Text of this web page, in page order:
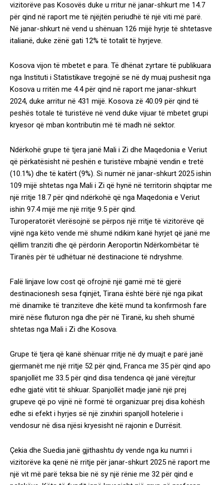
vizitorëve pas Kosovës duke u rritur në janar-shkurt me 14.7
për qind në raport me të njëjtën periudhë të një viti më parë.
Në janar-shkurt në vend u shënuan 126 mijë hyrje të shtetasve
italianë, duke zënë gati 12% të totalit të hyrjeve.
Kosova vijon të mbetet e para. Të dhënat zyrtare të publikuara
nga Instituti i Statistikave tregojnë se në dy muaj pushesit nga
Kosova u rritën me 4.4 për qind në raport me janar-shkurt
2024, duke arritur në 431 mijë. Kosova zë 40.09 për qind të
peshës totale të turistëve në vend duke vijuar të mbetet grupi
kryesor që mban kontributin më të madh në sektor.
Ndërkohë grupe të tjera janë Mali i Zi dhe Maqedonia e Veriut
që përkatësisht në peshën e turistëve mbajnë vendin e tretë
(10.1%) dhe të katërt (9%). Si numër në janar-shkurt 2025 ishin
109 mijë shtetas nga Mali i Zi që hynë në territorin shqiptar me
një rritje 18.7 për qind ndërkohë që nga Maqedonia e Veriut
ishin 97.4 mijë me një rritje 9.5 për qind.
Turoperatorët vlerësojnë se përpos një rritje të vizitorëve që
vijnë nga këto vende më shumë ndikim kanë hyrjet që janë me
qëllim tranziti dhe që përdorin Aeroportin Ndërkombëtar të
Tiranës për të udhëtuar në destinacione të ndryshme.
Falë linjave low cost që ofrojnë një gamë më të gjerë
destinacionesh sesa fqinjët, Tirana është bërë një nga pikat
më dinamike të tranziteve dhe këtë mund ta konfirmosh fare
mirë nëse fluturon nga dhe për në Tiranë, ku sheh shumë
shtetas nga Mali i Zi dhe Kosova.
Grupe të tjera që kanë shënuar rritje në dy muajt e parë janë
gjermanët me një rritje 52 për qind, Franca me 35 për qind apo
spanjollët me 33.5 për qind disa tendenca që janë vërejtur
edhe gjatë vitit të shkuar. Spanjollët madje janë një prej
grupeve që po vijnë në formë të organizuar prej disa kohësh
edhe si efekt i hyrjes së një zinxhiri spanjoll hotelerie i
vendosur në disa njësi kryesisht në rajonin e Durrësit.
Çekia dhe Suedia janë gjithashtu dy vende nga ku numri i
vizitorëve ka qenë në rritje për janar-shkurt 2025 në raport me
një vit më parë teksa bie në sy një rënie me 32 për qind e